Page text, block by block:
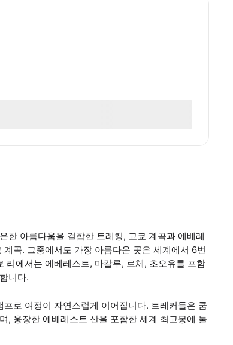
한 아름다움을 결합한 트레킹, 고쿄 계곡과 에베레
곡. 그중에서도 가장 아름다운 곳은 세계에서 6번
에서는 에베레스트, 마칼루, 로체, 초오유를 포함
니다.
로 여정이 자연스럽게 이어집니다. 트레커들은 쿰
, 웅장한 에베레스트 산을 포함한 세계 최고봉에 둘